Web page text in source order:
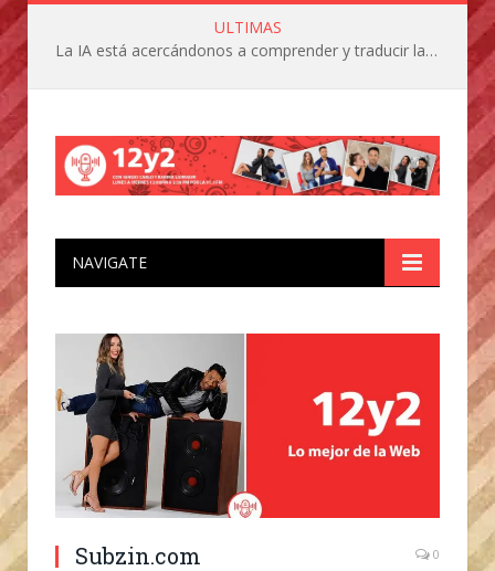
ULTIMAS
La IA está acercándonos a comprender y traducir las vocalizaciones y comportamientos de nuestras mascotas
NAVIGATE
Subzin.com 0